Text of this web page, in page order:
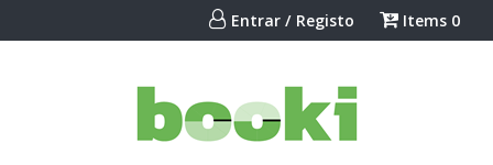
Entrar / Registo Items 0